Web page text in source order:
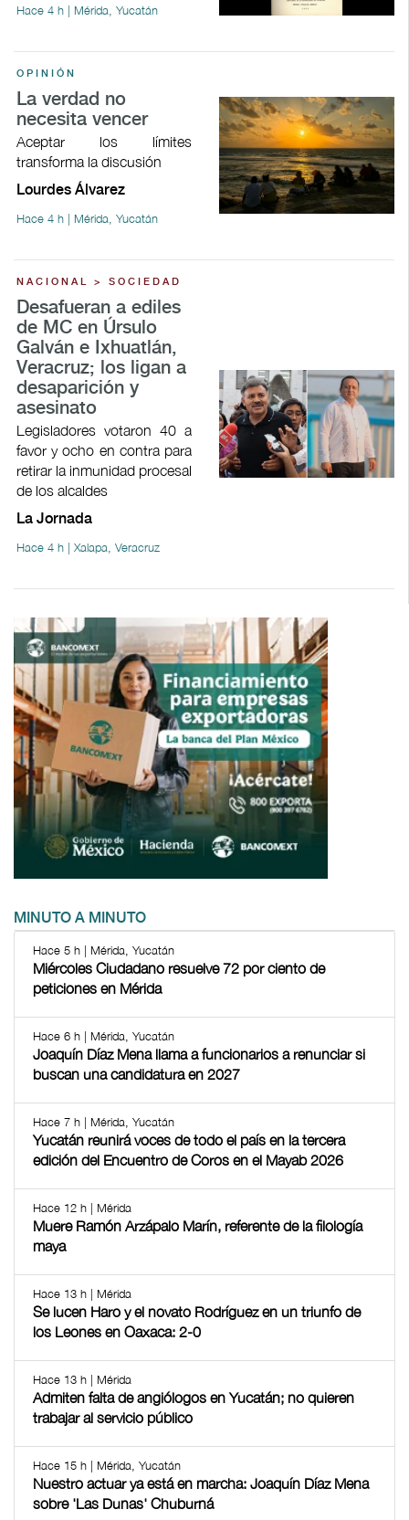
Hace 4 h | Mérida, Yucatán
OPINIÓN
La verdad no
necesita vencer
Aceptar los límites
transforma la discusión
Lourdes Álvarez
Hace 4 h | Mérida, Yucatán
NACIONAL > SOCIEDAD
Desafueran a ediles
de MC en Úrsulo
Galván e Ixhuatlán,
Veracruz; los ligan a
desaparición y
asesinato
Legisladores votaron 40 a
favor y ocho en contra para
retirar la inmunidad procesal
de los alcaldes
La Jornada
Hace 4 h | Xalapa, Veracruz
MINUTO A MINUTO
Hace 5 h | Mérida, Yucatán
Miércoles Ciudadano resuelve 72 por ciento de
peticiones en Mérida
Hace 6 h | Mérida, Yucatán
Joaquín Díaz Mena llama a funcionarios a renunciar si
buscan una candidatura en 2027
Hace 7 h | Mérida, Yucatán
Yucatán reunirá voces de todo el país en la tercera
edición del Encuentro de Coros en el Mayab 2026
Hace 12 h | Mérida
Muere Ramón Arzápalo Marín, referente de la filología
maya
Hace 13 h | Mérida
Se lucen Haro y el novato Rodríguez en un triunfo de
los Leones en Oaxaca: 2-0
Hace 13 h | Mérida
Admiten falta de angiólogos en Yucatán; no quieren
trabajar al servicio público
Hace 15 h | Mérida, Yucatán
Nuestro actuar ya está en marcha: Joaquín Díaz Mena
sobre 'Las Dunas' Chuburná